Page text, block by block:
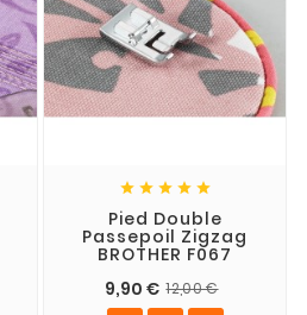
    
Pied Double
Passepoil Zigzag
BROTHER F067
9,90 € 12,00 €